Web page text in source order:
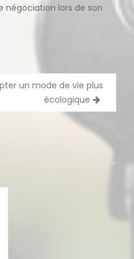
négociation lors de son
un mode de vie plus
écologique